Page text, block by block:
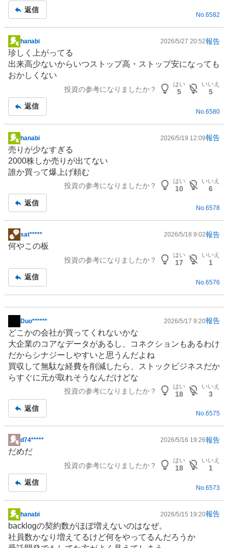
返信
No.6582
掲
示
板
記
hanabi 2026/5/27 20:52報告
珍しく上がってる
出来高少ないからいつストップ高・ストップ安になっても
おかしくない
投資の参考になりましたか？
はい
5
いいえ
5
返信
No. 6580
掲
示
板
記
hanabi 2026/5/19 12:09報告
売りが少なすぎる
2000株しか売りが出てない
誰か買って爆上げ頼む
投資の参考になりましたか？
はい
10
いいえ
6
返信
No.6578
掲
示
事
sat***** 2026/5/18 9:02報告
何やこの板
投資の参考になりましたか？
はい
17
いいえ
1
返信
No. 6576
掲
示
板
記
事
Duo****** 2026/5/17 9:20報告
どこかの会社が買ってくれないかな
大企業のコアなデータがあるし、コネクションもあるわけ
だからシナジーしやすいと思うんだよね
買収して無駄な経費を削減したら、ストックビジネスだか
らすぐに元が取れそうなんだけどな
投資の参考になりましたか？
はい
18
いいえ
3
返信
No.6575
掲
示
事
d74***** 2026/5/16 19:26報告
だめだ
投資の参考になりましたか？
はい
18
いいえ
1
返信
No. 6573
掲
示
板
hanabi 2026/5/15 19:20報告
backlogの契約数がほぼ増えないのはなぜ。
社員数かなり増えてるけど何をやってるんだろうか